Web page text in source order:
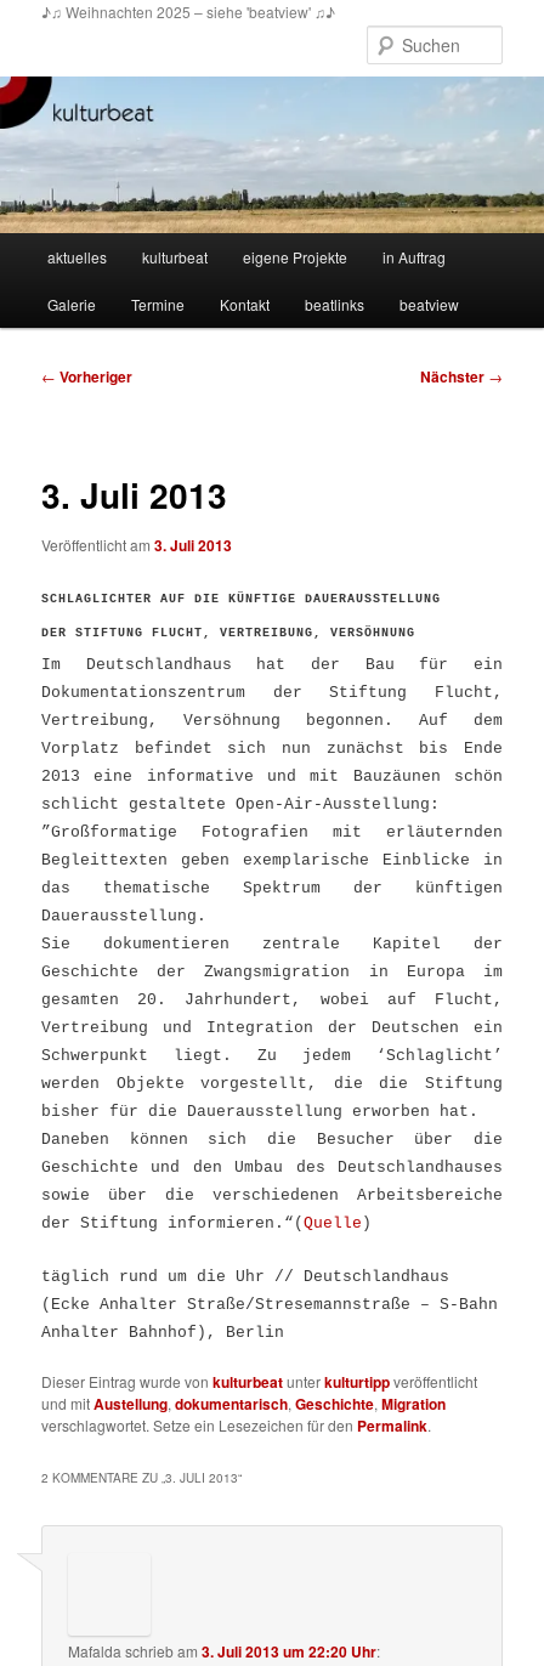
springen
♪♫ Weihnachten 2025 – siehe 'beatview' ♫♪
aktuelles kulturbeat eigene Projekte in Auftrag
Galerie Termine Kontakt beatlinks beatview
Beitragsnavigation
← Vorheriger Nächster →
3. Juli 2013
Veröffentlicht am3. Juli 2013
SCHLAGLICHTER AUF DIE KÜNFTIGE DAUERAUSSTELLUNG
DER STIFTUNG FLUCHT, VERTREIBUNG, VERSÖHNUNG
Im Deutschlandhaus hat der Bau für ein
Dokumentationszentrum der Stiftung Flucht,
Vertreibung, Versöhnung begonnen. Auf dem
Vorplatz befindet sich nun zunächst bis Ende
2013 eine informative und mit Bauzäunen schön
schlicht gestaltete Open-Air-Ausstellung:
”Großformatige Fotografien mit erläuternden
Begleittexten geben exemplarische Einblicke in
das thematische Spektrum der künftigen
Dauerausstellung.
Sie dokumentieren zentrale Kapitel der
Geschichte der Zwangsmigration in Europa im
gesamten 20. Jahrhundert, wobei auf Flucht,
Vertreibung und Integration der Deutschen ein
Schwerpunkt liegt. Zu jedem ‘Schlaglicht’
werden Objekte vorgestellt, die die Stiftung
bisher für die Dauerausstellung erworben hat.
Daneben können sich die Besucher über die
Geschichte und den Umbau des Deutschlandhauses
sowie über die verschiedenen Arbeitsbereiche
der Stiftung informieren.“(Quelle )
täglich rund um die Uhr // Deutschlandhaus
(Ecke Anhalter Straße/Stresemannstraße – S-Bahn
Anhalter Bahnhof), Berlin
Dieser Eintrag wurde vonkulturbeatunterkulturtippveröffentlicht
und mitAustellung,dokumentarisch,Geschichte,Migration
verschlagwortet. Setze ein Lesezeichen für den Permalink.
2 KOMMENTARE ZU „3. JULI 2013“
Mafalda schriebam3. Juli 2013 um 22:20 Uhr: